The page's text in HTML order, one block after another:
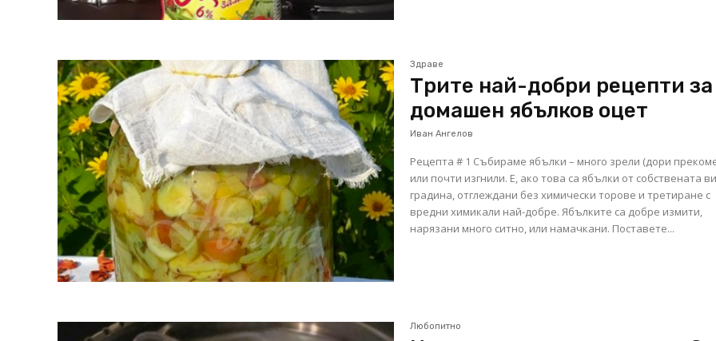
Здраве
Трите най-добри рецепти за
домашен ябълков оцет
Иван Ангелов
Рецепта # 1 Събираме ябълки – много зрели (дори
или почти изгнили. Е, ако това са ябълки от собствената ви
градина, отглеждани без химически торове и третиране с
вредни химикали най-добре. Ябълките са добре измити,
нарязани много ситно, или намачкани. Поставете...
Любопитно